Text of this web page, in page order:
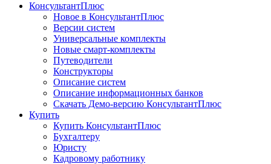
КонсультантПлюс
Новое в КонсультантПлюс
Версии систем
Универсальные комплекты
Новые смарт-комплекты
Путеводители
Конструкторы
Описание систем
Описание информационных банков
Скачать Демо-версию КонсультантПлюс
Купить
Купить КонсультантПлюс
Бухгалтеру
Юристу
Кадровому работнику